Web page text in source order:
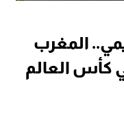
المغرب
كأس العالم